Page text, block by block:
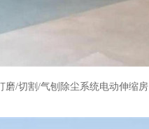
磨/切割/气刨除尘系统电动伸缩房